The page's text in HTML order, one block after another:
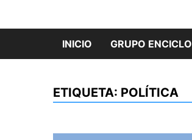
INICIO GRUPO ENCICLO
ETIQUETA: POLÍTICA